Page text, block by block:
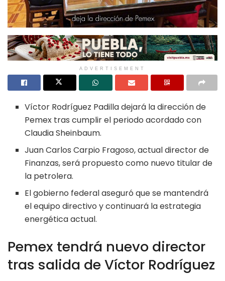
ADVERTISEMENT
Víctor Rodríguez Padilla dejará la dirección de
Pemex tras cumplir el periodo acordado con
Claudia Sheinbaum.
Juan Carlos Carpio Fragoso, actual director de
Finanzas, será propuesto como nuevo titular de
la petrolera.
El gobierno federal aseguró que se mantendrá
el equipo directivo y continuará la estrategia
energética actual.
Pemex tendrá nuevo director
tras salida de Víctor Rodríguez